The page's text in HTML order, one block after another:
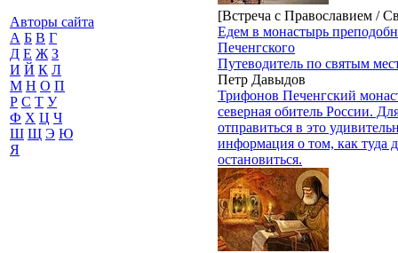
Авторы сайта
А Б В Г
Д Е Ж З
И Й К Л
М Н О П
Р С Т У
Ф Х Ц Ч
Ш Щ Э Ю
Я
[Встреча с Православием /
Едем в монастырь
Печенгского
Путеводитель по святым
Петр Давыдов
Трифонов Печенгский
северная обитель России.
отправиться в это
информация о том, как туда
остановиться.